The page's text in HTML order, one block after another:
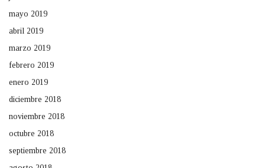
mayo 2019
abril 2019
marzo 2019
febrero 2019
enero 2019
diciembre 2018
noviembre 2018
octubre 2018
septiembre 2018